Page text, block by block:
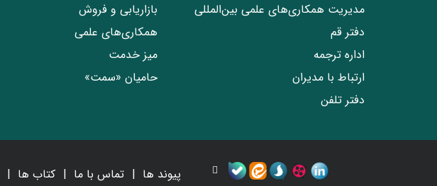
مدیریت همکاری‌های علمی بین‌المللی
دفتر قم
اداره ترجمه
ارتباط با مدیران
دفتر تلفن
بازاریابی و فروش
همکاری‌های علمی
میز خدمت
حامیان «سمت»
پیوند ها تماس با ما کتاب ها